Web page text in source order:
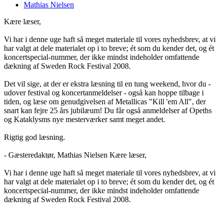
Mathias Nielsen
Kære læser,
Vi har i denne uge haft så meget materiale til vores nyhedsbrev, at vi
har valgt at dele materialet op i to breve; ét som du kender det, og ét
koncertspecial-nummer, der ikke mindst indeholder omfattende
dækning af Sweden Rock Festival 2008.
Det vil sige, at der er ekstra læsning til en tung weekend, hvor du -
udover festival og koncertanmeldelser - også kan hoppe tilbage i
tiden, og læse om genudgivelsen af Metallicas "Kill 'em All", der
snart kan fejre 25 års jubilæum! Du får også anmeldelser af Opeths
og Kataklysms nye mesterværker samt meget andet.
Rigtig god læsning.
- Gæsteredaktør, Mathias Nielsen Kære læser,
Vi har i denne uge haft så meget materiale til vores nyhedsbrev, at vi
har valgt at dele materialet op i to breve; ét som du kender det, og ét
koncertspecial-nummer, der ikke mindst indeholder omfattende
dækning af Sweden Rock Festival 2008.